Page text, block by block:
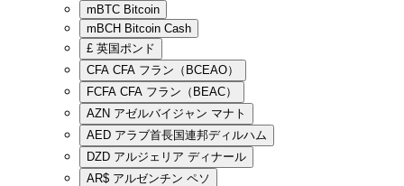
mBTC Bitcoin
mBCH Bitcoin Cash
£ 英国ポンド
CFA CFA フラン（BCEAO）
FCFA CFA フラン（BEAC）
AZN アゼルバイジャン マナト
AED アラブ首長国連邦ディルハム
DZD アルジェリア ディナール
AR$ アルゼンチン ペソ